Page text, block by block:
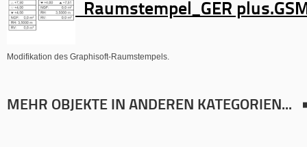
Raumstempel_GER
Modifikation des Graphisoft-Raumstempels.
MEHR OBJEKTE IN ANDEREN KATEGORIEN...